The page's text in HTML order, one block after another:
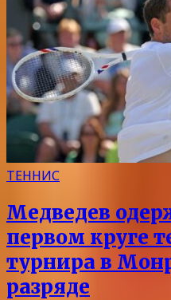
ТЕННИС
Медведев
первом круге
турнира в
разряде